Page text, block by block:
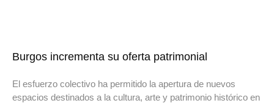
Burgos incrementa su oferta patrimonial
El esfuerzo colectivo ha permitido la apertura de nuevos
espacios destinados a la cultura, arte y patrimonio histórico en